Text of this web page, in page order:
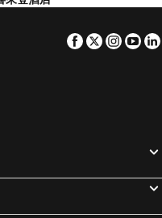
Facebook
Twitter